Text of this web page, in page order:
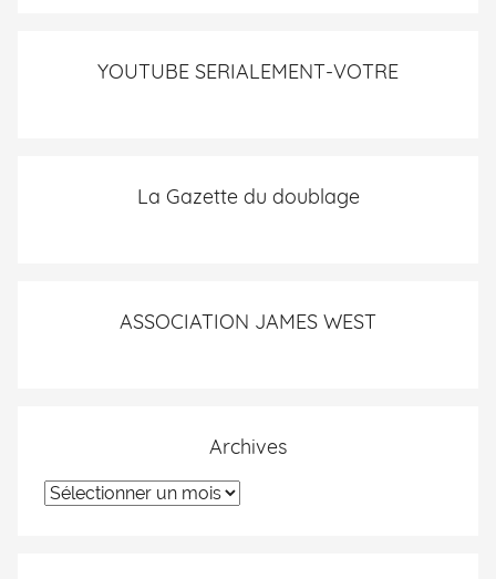
YOUTUBE SERIALEMENT-VOTRE
La Gazette du doublage
ASSOCIATION JAMES WEST
Archives